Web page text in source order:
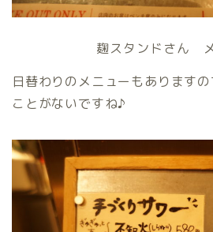
麹スタンドさん
日替わりのメニューもあります
ことがないですね♪